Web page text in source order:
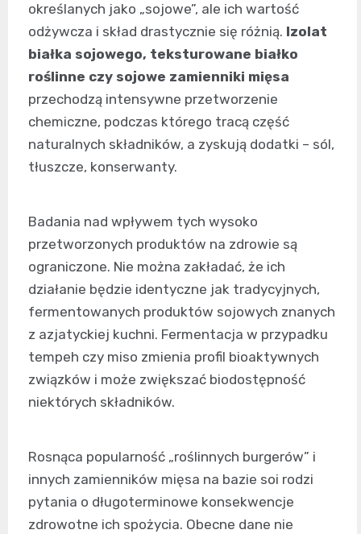
określanych jako „sojowe”, ale ich wartość
odżywcza i skład drastycznie się różnią. Izolat
białka sojowego, teksturowane białko
roślinne czy sojowe zamienniki mięsa
przechodzą intensywne przetworzenie
chemiczne, podczas którego tracą część
naturalnych składników, a zyskują dodatki – sól,
tłuszcze, konserwanty.
Badania nad wpływem tych wysoko
przetworzonych produktów na zdrowie są
ograniczone. Nie można zakładać, że ich
działanie będzie identyczne jak tradycyjnych,
fermentowanych produktów sojowych znanych
z azjatyckiej kuchni. Fermentacja w przypadku
tempeh czy miso zmienia profil bioaktywnych
związków i może zwiększać biodostępność
niektórych składników.
Rosnąca popularność „roślinnych burgerów” i
innych zamienników mięsa na bazie soi rodzi
pytania o długoterminowe konsekwencje
zdrowotne ich spożycia. Obecne dane nie